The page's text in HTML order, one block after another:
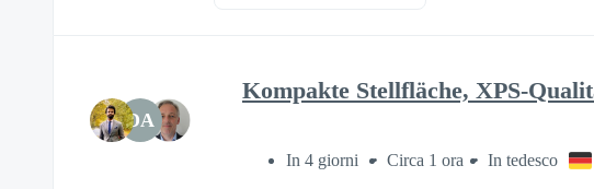
DA
Kompakte Stellfläche, XPS-
In 4 giorni Circa 1 ora In tedesco